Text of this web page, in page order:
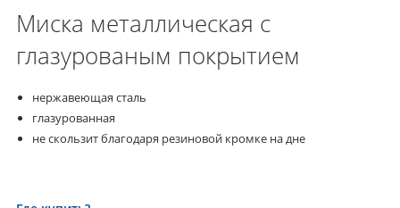
Миска металлическая с
глазурованым покрытием
нержавеющая сталь
глазурованная
не скользит благодаря резиновой кромке на дне